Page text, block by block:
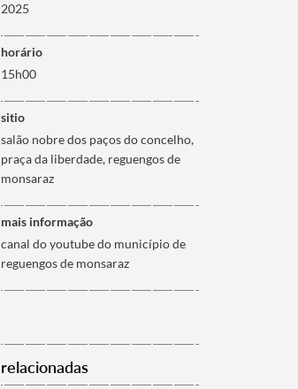
2025
horário
15h00
sitio
salão nobre dos paços do concelho,
praça da liberdade, reguengos de
monsaraz
mais informação
canal do youtube do município de
reguengos de monsaraz
relacionadas